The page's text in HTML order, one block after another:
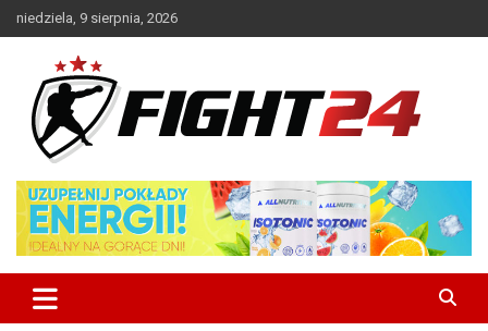
Skip
to
niedziela, 9 sierpnia, 2026
FIGHT24.PL – MMA i K-1, UFC